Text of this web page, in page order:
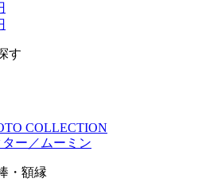
す
COLLECTION
ー／ムーミン
・額縁